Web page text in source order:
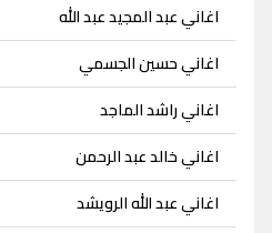
اغاني عبد المجيد عبد الله
اغاني حسين الجسمي
اغاني راشد الماجد
اغاني خالد عبد الرحمن
اغاني عبد الله الرويشد